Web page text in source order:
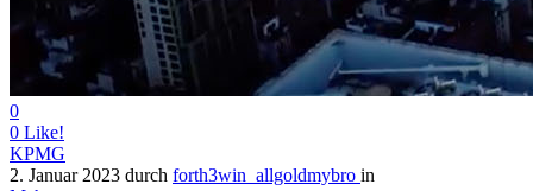
0
0 Like!
KPMG
2. Januar 2023 durch forth3win_allgoldmybro in